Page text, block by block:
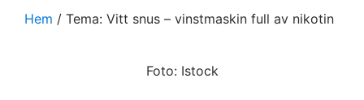
Hem / Tema: Vitt snus – vinstmaskin full av nikotin
Foto: Istock